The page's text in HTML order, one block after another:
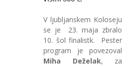
V ljubljanskem Koloseju
se je 23. maja zbralo
10. šol finalistk. Pester
program je povezoval
Miha Deželak, za